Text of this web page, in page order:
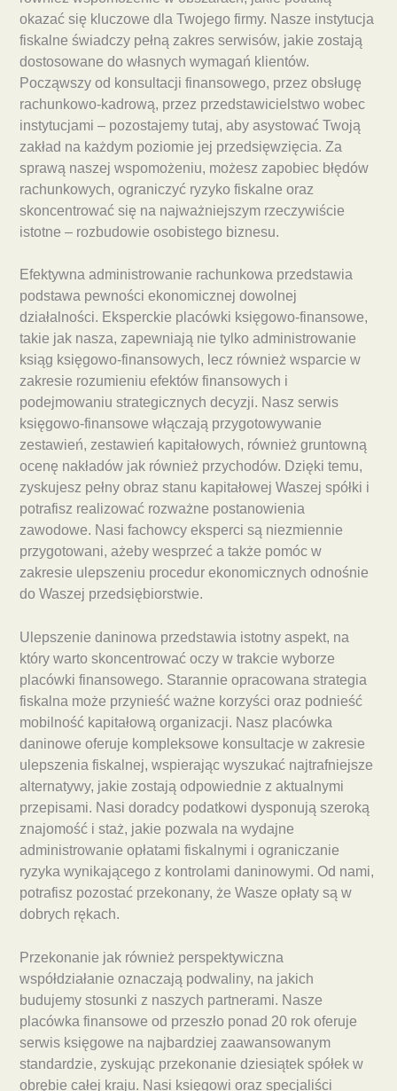
okazać się kluczowe dla Twojego firmy. Nasze instytucja
fiskalne świadczy pełną zakres serwisów, jakie zostają
dostosowane do własnych wymagań klientów.
Począwszy od konsultacji finansowego, przez obsługę
rachunkowo-kadrową, przez przedstawicielstwo wobec
instytucjami – pozostajemy tutaj, aby asystować Twoją
zakład na każdym poziomie jej przedsięwzięcia. Za
sprawą naszej wspomożeniu, możesz zapobiec błędów
rachunkowych, ograniczyć ryzyko fiskalne oraz
skoncentrować się na najważniejszym rzeczywiście
istotne – rozbudowie osobistego biznesu.
Efektywna administrowanie rachunkowa przedstawia
podstawa pewności ekonomicznej dowolnej
działalności. Eksperckie placówki księgowo-finansowe,
takie jak nasza, zapewniają nie tylko administrowanie
ksiąg księgowo-finansowych, lecz również wsparcie w
zakresie rozumieniu efektów finansowych i
podejmowaniu strategicznych decyzji. Nasz serwis
księgowo-finansowe włączają przygotowywanie
zestawień, zestawień kapitałowych, również gruntowną
ocenę nakładów jak również przychodów. Dzięki temu,
zyskujesz pełny obraz stanu kapitałowej Waszej spółki i
potrafisz realizować rozważne postanowienia
zawodowe. Nasi fachowcy eksperci są niezmiennie
przygotowani, ażeby wesprzeć a także pomóc w
zakresie ulepszeniu procedur ekonomicznych odnośnie
do Waszej przedsiębiorstwie.
Ulepszenie daninowa przedstawia istotny aspekt, na
który warto skoncentrować oczy w trakcie wyborze
placówki finansowego. Starannie opracowana strategia
fiskalna może przynieść ważne korzyści oraz podnieść
mobilność kapitałową organizacji. Nasz placówka
daninowe oferuje kompleksowe konsultacje w zakresie
ulepszenia fiskalnej, wspierając wyszukać najtrafniejsze
alternatywy, jakie zostają odpowiednie z aktualnymi
przepisami. Nasi doradcy podatkowi dysponują szeroką
znajomość i staż, jakie pozwala na wydajne
administrowanie opłatami fiskalnymi i ograniczanie
ryzyka wynikającego z kontrolami daninowymi. Od nami,
potrafisz pozostać przekonany, że Wasze opłaty są w
dobrych rękach.
Przekonanie jak również perspektywiczna
współdziałanie oznaczają podwaliny, na jakich
budujemy stosunki z naszych partnerami. Nasze
placówka finansowe od przeszło ponad 20 rok oferuje
serwis księgowe na najbardziej zaawansowanym
standardzie, zyskując przekonanie dziesiątek spółek w
obrębie całej kraju. Nasi księgowi oraz specjaliści